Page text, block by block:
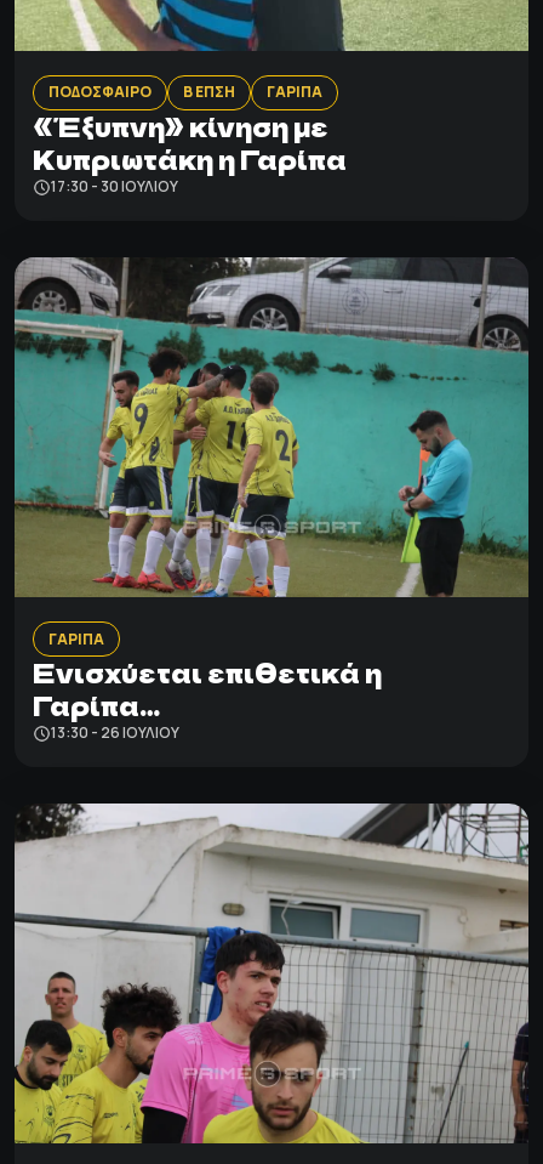
ΠΟΔΟΣΦΑΙΡΟ Β ΕΠΣΗ ΓΑΡΙΠΑ
«Έξυπνη» κίνηση με
Κυπριωτάκη η Γαρίπα
17:30 - 30 ΙΟΥΛΊΟΥ
ΓΑΡΙΠΑ
Ενισχύεται επιθετικά η
Γαρίπα…
13:30 - 26 ΙΟΥΛΊΟΥ